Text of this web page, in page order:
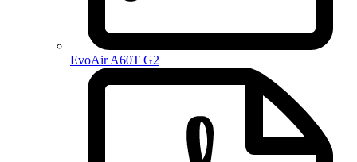
EvoAir A60T G2